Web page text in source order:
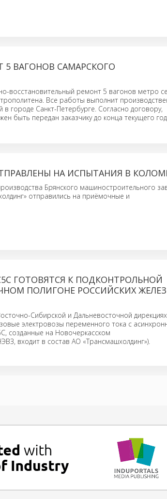
5 ВАГОНОВ САМАРСКОГО
восстановительный ремонт 5 вагонов метро
Все работы выполнит
городе Санкт-Петербурге. Согласно договору,
быть передан заказчику до конца текущего
НА ИСПЫТАНИЯ В
Брянского машиностроительного
отправились на приёмочные и
ГОТОВЯТСЯ К ПОДКОНТРОЛЬНОЙ
ПОЛИГОНЕ РОССИЙСКИХ
Сибирской и Дальневосточной дирекциях
электровозы переменного тока с
созданные на Новочеркасском
входит в состав АО «Трансмашхолдинг»).